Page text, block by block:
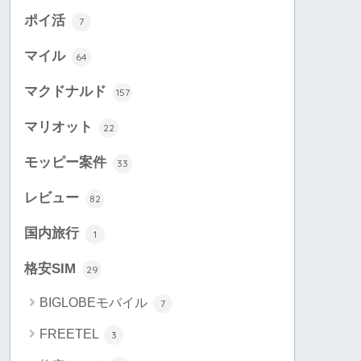
ポイ活 7
マイル 64
マクドナルド 157
マリオット 22
モッピー案件 33
レビュー 82
国内旅行 1
格安SIM 29
BIGLOBEモバイル 7
FREETEL 3